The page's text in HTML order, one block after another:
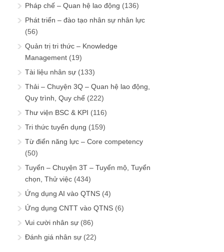
Pháp chế – Quan hệ lao động (136)
Phát triển – đào tạo nhân sự nhân lực
(56)
Quản trị tri thức – Knowledge
Management (19)
Tài liệu nhân sự (133)
Thải – Chuyện 3Q – Quan hệ lao động,
Quy trình, Quy chế (222)
Thư viện BSC & KPI (116)
Tri thức tuyển dụng (159)
Từ điển năng lực – Core competency
(50)
Tuyển – Chuyện 3T – Tuyển mộ, Tuyển
chọn, Thử việc (434)
Ứng dụng AI vào QTNS (4)
Ứng dụng CNTT vào QTNS (6)
Vui cười nhân sự (86)
Đánh giá nhân sự (22)